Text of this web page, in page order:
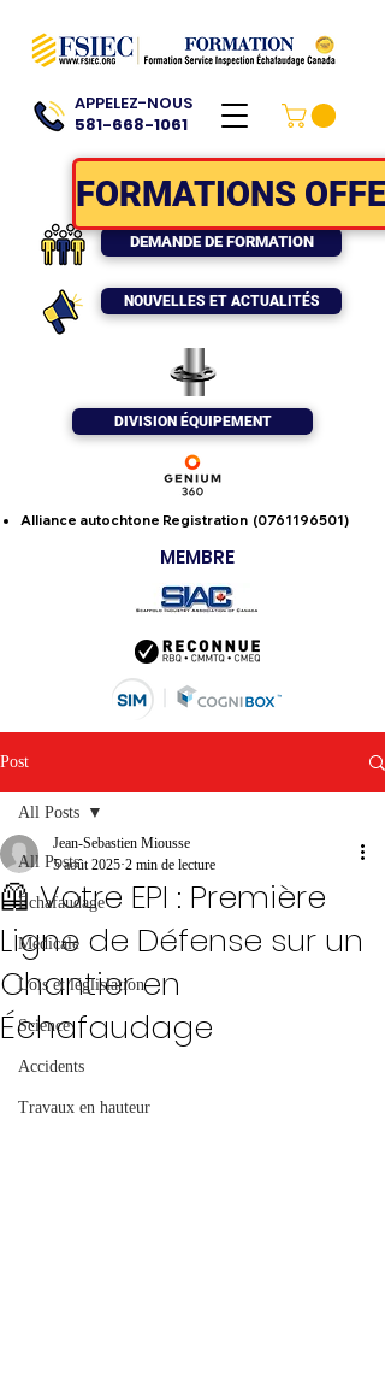
APPELEZ-NOUS
581-668-1061
NOUVELLES ET ACTUALITÉS
DEMANDE DE FORMATION
MEMBRE
Alliance autochtone Registration (0761196501)
DIVISION ÉQUIPEMENT
FORMATIONS
Post
All Posts
Échafaudage
Médicale
Lois et léglislation
Science
Accidents
Travaux en hauteur
All Posts
🦺 Votre EPI : Première
Ligne de Défense sur un
Chantier en
Échafaudage
Jean-Sebastien Miousse
5 août 2025 2 min de lecture